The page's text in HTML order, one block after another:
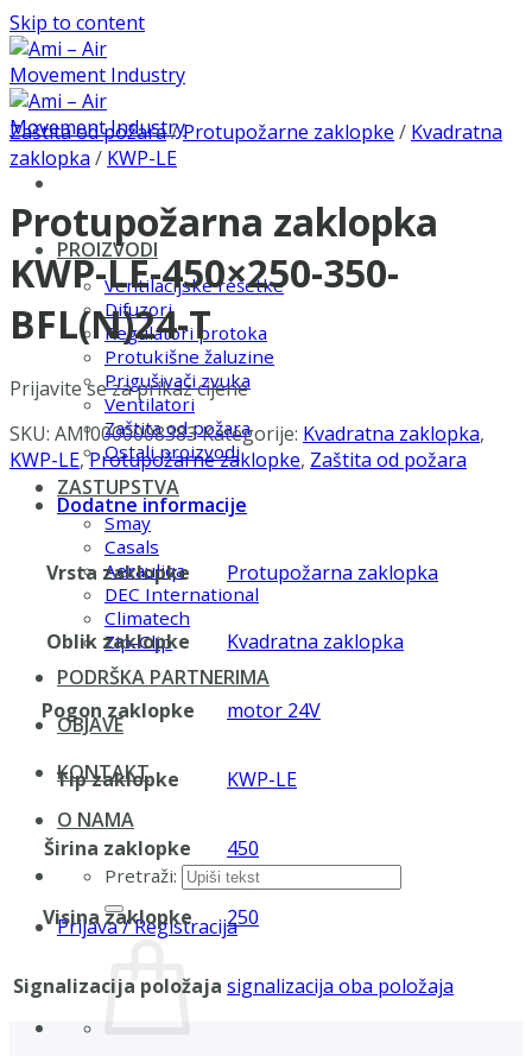
Skip to content
PROIZVODI
Ventilacijske rešetke
Difuzori
Regulatori protoka
Protukišne žaluzine
Prigušivači zvuka
Ventilatori
Zaštita od požara
Ostali proizvodi
ZASTUPSTVA
Smay
Casals
Aerauliqa
DEC International
Climatech
Zip-Clip
PODRŠKA PARTNERIMA
OBJAVE
KONTAKT
O NAMA
Pretraži:
Prijava / Registracija
Zaštita od požara/Protupožarne zaklopke / Kvadratna
zaklopka / KWP-LE
Protupožarna zaklopka
KWP-LE-450×250-350-
BFL(N)24-T
Prijavite se za prikaz cijene
SKU: AMI0000008383Kategorije: Kvadratna zaklopka,
KWP-LE,Protupožarne zaklopke, Zaštita od požara
Dodatne informacije
Vrsta zaklopke Protupožarna zaklopka
Oblik zaklopke Kvadratna zaklopka
Pogon zaklopke motor 24V
Tip zaklopke KWP-LE
Širina zaklopke 450
Visina zaklopke 250
Signalizacija položaja signalizacija oba položaja